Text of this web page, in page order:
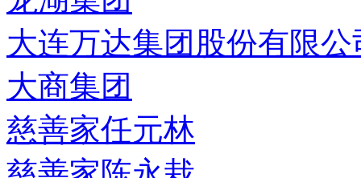
大连万达集团股份有限公
大商集团
慈善家任元林